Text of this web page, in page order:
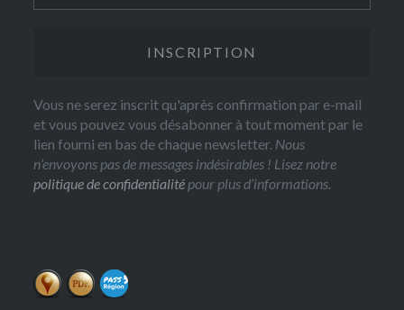
Vous ne serez inscrit qu'après confirmation par e-mail
et vous pouvez vous désabonner à tout moment par le
lien fourni en bas de chaque newsletter. Nous
n’envoyons pas de messages indésirables ! Lisez notre
politique de confidentialité pour plus d’informations.